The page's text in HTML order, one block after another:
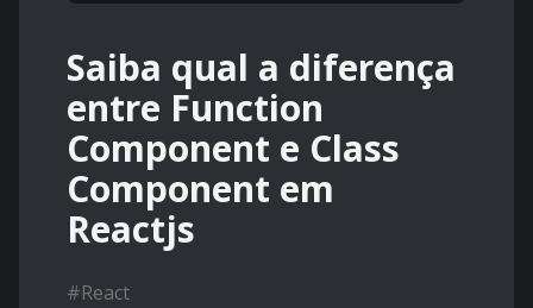
Saiba qual a diferença
entre Function
Component e Class
Component em
Reactjs
#React